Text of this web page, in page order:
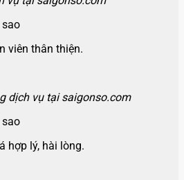
sao
viên thân thiện.
dịch vụ tại saigonso.com
sao
hợp lý, hài lòng.